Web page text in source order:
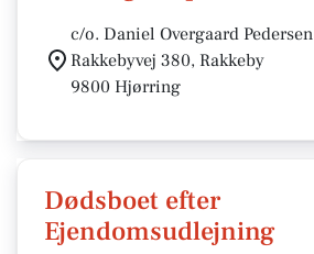
c/o. Daniel Overgaard Pedersen
Rakkebyvej 380, Rakkeby
9800 Hjørring
Dødsboet efter
Ejendomsudlejning